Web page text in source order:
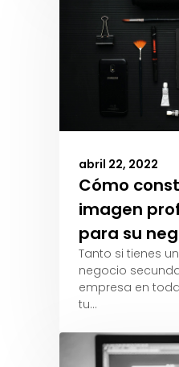
abril 22, 2022
Cómo
imagen
para su
Tanto si tienes
negocio
empresa en
tu…